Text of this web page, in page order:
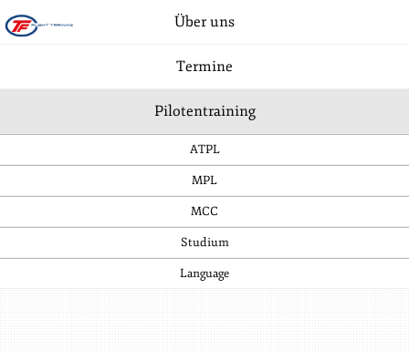
Über uns
Termine
Pilotentraining
ATPL
MPL
MCC
Studium
Language